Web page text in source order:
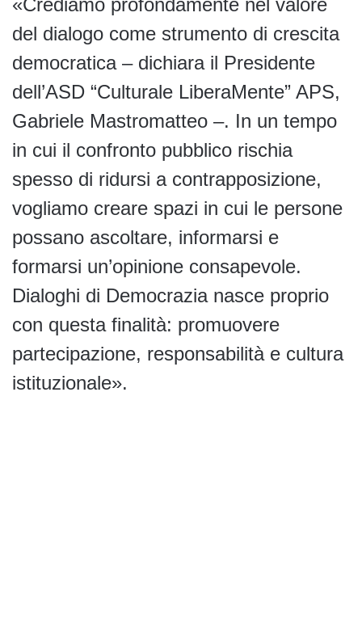
«Crediamo profondamente nel valore
del dialogo come strumento di crescita
democratica – dichiara il Presidente
dell’ASD “Culturale LiberaMente” APS,
Gabriele Mastromatteo –. In un tempo
in cui il confronto pubblico rischia
spesso di ridursi a contrapposizione,
vogliamo creare spazi in cui le persone
possano ascoltare, informarsi e
formarsi un’opinione consapevole.
Dialoghi di Democrazia nasce proprio
con questa finalità: promuovere
partecipazione, responsabilità e cultura
istituzionale».